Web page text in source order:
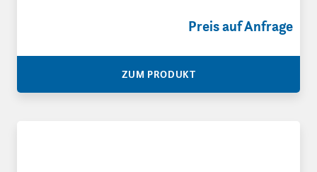
Preis auf Anfrage
ZUM PRODUKT